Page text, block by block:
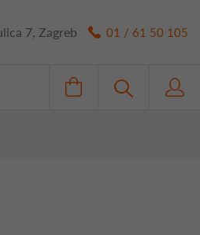
7, Zagreb 01 / 61 50 105